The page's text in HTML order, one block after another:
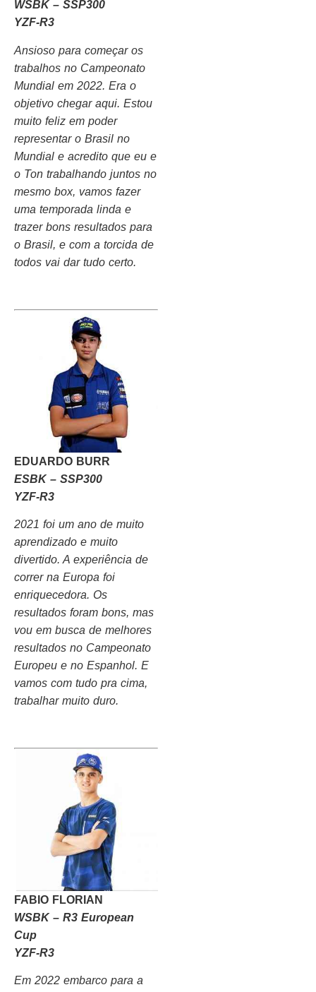
WSBK – SSP300
YZF-R3
Ansioso para começar os
trabalhos no Campeonato
Mundial em 2022. Era o
objetivo chegar aqui. Estou
muito feliz em poder
representar o Brasil no
Mundial e acredito que eu e
o Ton trabalhando juntos no
mesmo box, vamos fazer
uma temporada linda e
trazer bons resultados para
o Brasil, e com a torcida de
todos vai dar tudo certo.
EDUARDO BURR
ESBK – SSP300
YZF-R3
2021 foi um ano de muito
aprendizado e muito
divertido. A experiência de
correr na Europa foi
enriquecedora. Os
resultados foram bons, mas
vou em busca de melhores
resultados no Campeonato
Europeu e no Espanhol. E
vamos com tudo pra cima,
trabalhar muito duro.
FABIO FLORIAN
WSBK – R3 European
Cup
YZF-R3
Em 2022 embarco para a